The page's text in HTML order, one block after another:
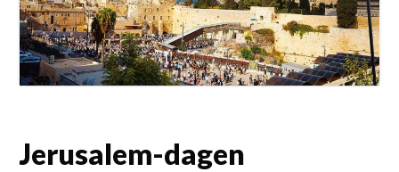
Jerusalem-dagen